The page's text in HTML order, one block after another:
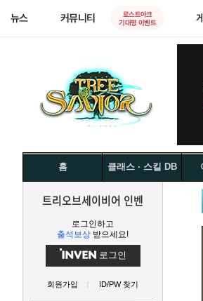
뉴스 커뮤니티
로스트아크
기대평 이벤트
홈 클래스 · 스킬 DB
트리오브세이비어 인벤
로그인하고
출석보상 받으세요!
로그인
회원가입 ID/PW 찾기